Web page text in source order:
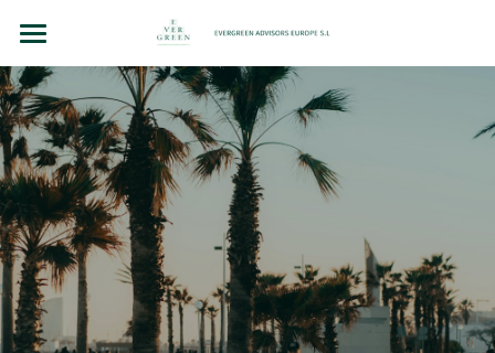
团队故事
法律顾问（BCN LEX）
房地产投资
企业并购和投资
洞察（BLOG）